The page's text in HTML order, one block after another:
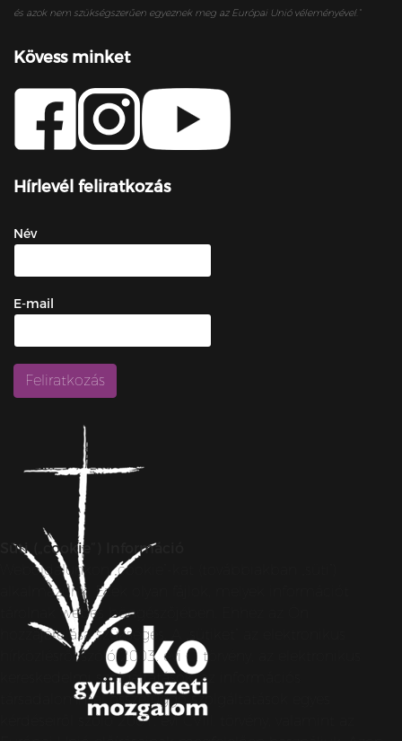
és azok nem szükségszerűen egyeznek meg az Európai Unió véleményével.”
Kövess minket
Hírlevél feliratkozás
Név
E-mail
Süti („cookie”) Információ
Weboldalunkon „cookie”-kat (továbbiakban „süti”)
alkalmazunk. Ezek olyan fájlok, melyek információt
tárolnak webes böngészőjében. Ehhez az Ön
hozzájárulása szükséges. A „sütiket” az elektronikus
hírközlésről szóló 2003. évi C. törvény, az elektronikus
kereskedelmi szolgáltatások, az információs
társadalommal összefüggő szolgáltatások egyes
kérdéseiről szóló 2001. évi CVIII. törvény, valamint az